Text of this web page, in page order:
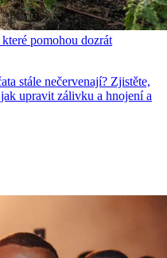
pomohou dozrát
stále nečervenají? Zjistěte,
upravit zálivku a hnojení a